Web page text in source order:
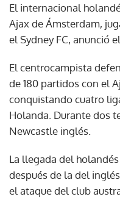
El internacional
Ajax de Ámsterdam,
el Sydney FC, anunció
El centrocampista
de 180 partidos con el
conquistando cuatro
Holanda. Durante dos
Newcastle inglés.
La llegada del
después de la del
el ataque del club